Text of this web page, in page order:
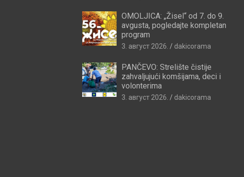
OMOLJICA: „Žisel“ od 7. do 9.
avgusta, pogledajte kompletan
program
3. август 2026. dakicorama
PANČEVO: Strelište čistije
zahvaljujući komšijama, deci i
volonterima
3. август 2026. dakicorama